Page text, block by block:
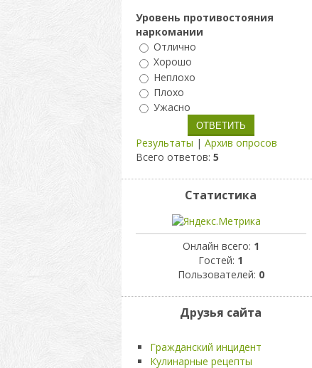
Уровень противостояния
наркомании
Отлично
Хорошо
Неплохо
Плохо
Ужасно
Результаты | Архив опросов
Всего ответов: 5
Статистика
Онлайн всего: 1
Гостей: 1
Пользователей: 0
Друзья сайта
Гражданский инцидент
Кулинарные рецепты